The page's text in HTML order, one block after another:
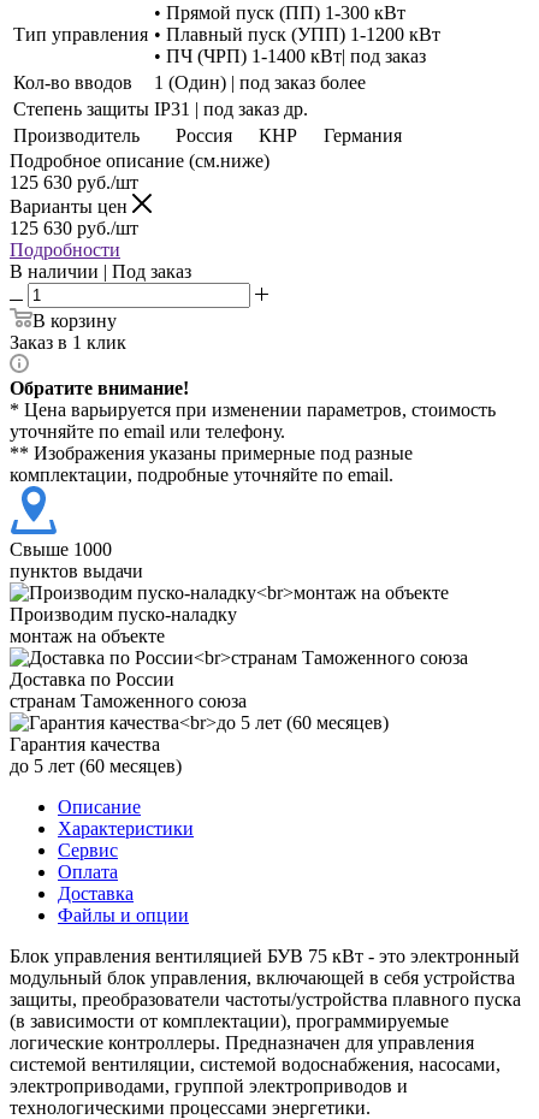
Тип управления
• Прямой пуск (ПП) 1-300 кВт
• Плавный пуск (УПП) 1-1200 кВт
• ПЧ (ЧРП) 1-1400 кВт| под заказ
Кол-во вводов
1 (Один) | под заказ более
Степень защиты IP31 | под заказ др.
Производитель
Россия КНР
Германия
Подробное описание (см.ниже)
125 630 руб./шт
Варианты цен
125 630 руб./шт
Подробности
В наличии | Под заказ
В корзину
Заказ в 1 клик
Обратите внимание!
* Цена варьируется при изменении параметров, стоимость
уточняйте по email или телефону.
** Изображения указаны примерные под разные
комплектации, подробные уточняйте по email.
Свыше 1000
пунктов выдачи
Производим пуско-наладку
монтаж на объекте
Доставка по России
странам Таможенного союза
Гарантия качества
до 5 лет (60 месяцев)
Описание
Характеристики
Сервис
Оплата
Доставка
Файлы и опции
Блок управления вентиляцией БУВ 75 кВт - это электронный
модульный блок управления, включающей в себя устройства
защиты, преобразователи частоты/устройства плавного пуска
(в зависимости от комплектации), программируемые
логические контроллеры. Предназначен для управления
системой вентиляции, системой водоснабжения, насосами,
электроприводами, группой электроприводов и
технологическими процессами энергетики.